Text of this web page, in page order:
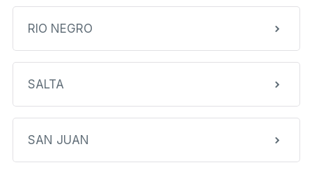
RIO NEGRO
SALTA
SAN JUAN